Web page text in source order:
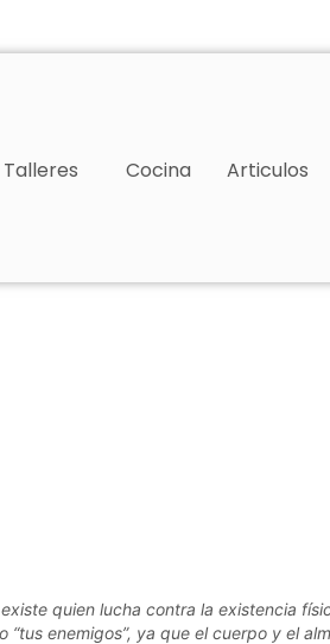
Talleres Cocina Articulos
quien lucha contra la existencia
enemigos”, ya que el cuerpo y el